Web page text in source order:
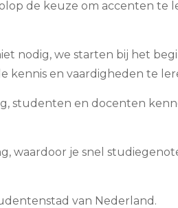
de keuze om accenten te
nodig, we starten bij het
kennis en vaardigheden te
studenten en docenten
waardoor je snel
van Nederland.